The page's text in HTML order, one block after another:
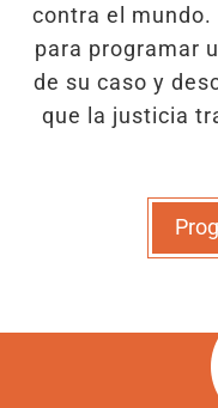
contra el mundo.
para programar
de su caso y
que la justicia